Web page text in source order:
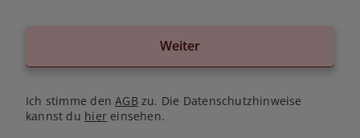
Weiter
Ich stimme denAGB zu. Die Datenschutzhinweise
kannst du hiereinsehen.